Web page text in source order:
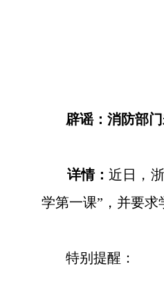
辟谣：消防部门
详情：近日，
学第一课”，并要
特别提醒：